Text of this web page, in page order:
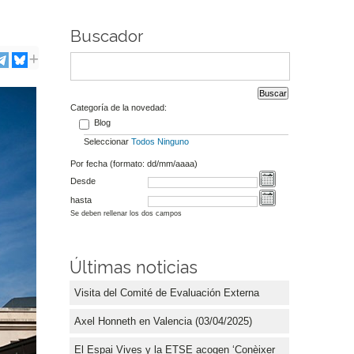
Buscador
Categoría de la novedad:
Blog
Seleccionar Todos Ninguno
Por fecha (formato: dd/mm/aaaa)
Desde
hasta
Se deben rellenar los dos campos
Últimas noticias
Visita del Comité de Evaluación Externa
Axel Honneth en Valencia (03/04/2025)
El Espai Vives y la ETSE acogen ‘Conèixer